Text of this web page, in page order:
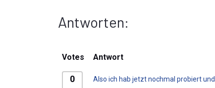
Antworten:
Votes Antwort
0 Also ich hab jetzt nochmal probiert